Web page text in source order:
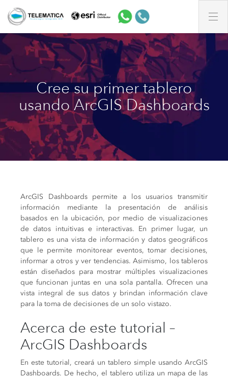
Cree su primer tablero
usando ArcGIS Dashboards
ArcGIS Dashboards permite a los usuarios transmitir
información mediante la presentación de análisis
basados en la ubicación, por medio de visualizaciones
de datos intuitivas e interactivas. En primer lugar, un
tablero es una vista de información y datos geográficos
que le permite monitorear eventos, tomar decisiones,
informar a otros y ver tendencias. Asimismo, los tableros
están diseñados para mostrar múltiples visualizaciones
que funcionan juntas en una sola pantalla. Ofrecen una
vista integral de sus datos y brindan información clave
para la toma de decisiones de un solo vistazo.
Acerca de este tutorial –
ArcGIS Dashboards
En este tutorial, creará un tablero simple usando ArcGIS
Dashboards. De hecho, el tablero utiliza un mapa de las